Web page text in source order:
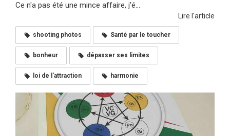
Ce n'a pas été une mince affaire, j'é...
Lire l'article
shooting photos Santé par le toucher
bonheur dépasser ses limites
loi de l'attraction harmonie